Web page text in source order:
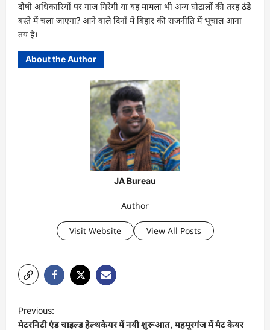
दोषी अधिकारियों पर गाज गिरेगी या यह मामला भी अन्य घोटालों की तरह ठंडे
बस्ते में चला जाएगा? आने वाले दिनों में बिहार की राजनीति में भूचाल आना
तय है।
About the Author
JA Bureau
Author
Visit Website View All Posts
o
Previous:
मेटरनिटी एंड चाइल्ड हेल्थकेयर में नयी शुरूआत, महमूरगंज में मैट केयर